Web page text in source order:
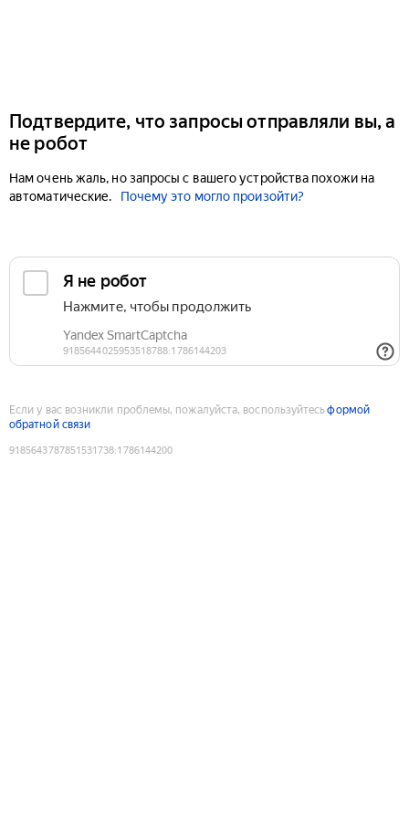
Подтвердите, что запросы отправляли вы, а
не робот
Нам очень жаль, но запросы с вашего устройства похожи на
автоматические.
Почему это могло произойти?
Если у вас возникли проблемы, пожалуйста, воспользуйтесьформой
обратной связи
9185643787851531738:1786144200